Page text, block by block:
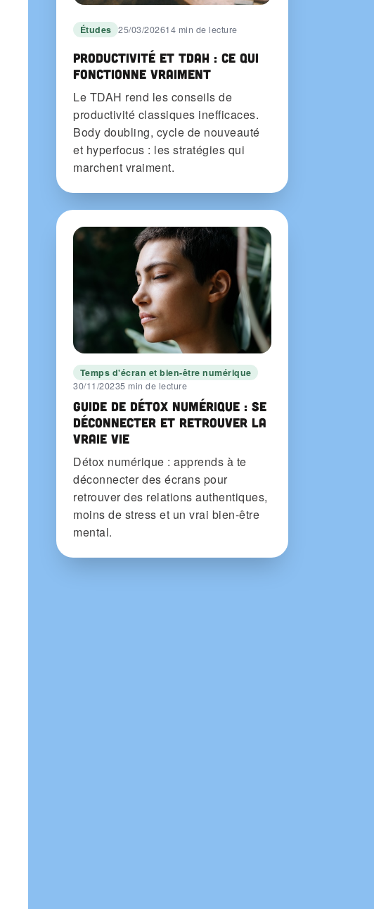
Études 25/03/202614 min de lecture
Productivité et TDAH : ce qui
fonctionne vraiment
Le TDAH rend les conseils de
productivité classiques inefficaces.
Body doubling, cycle de nouveauté
et hyperfocus : les stratégies qui
marchent vraiment.
Temps d'écran et bien-être numérique
30/11/20235 min de lecture
Guide de détox numérique : se
déconnecter et retrouver la
vraie vie
Détox numérique : apprends à te
déconnecter des écrans pour
retrouver des relations authentiques,
moins de stress et un vrai bien-être
mental.